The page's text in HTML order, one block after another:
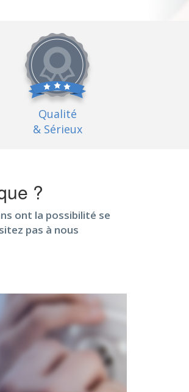
Qualité
& Sérieux
?
ont la possibilité se
pas à nous